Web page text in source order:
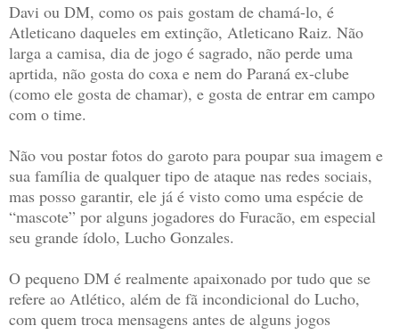
Davi ou DM, como os pais gostam de chamá-lo, é
Atleticano daqueles em extinção, Atleticano Raiz. Não
larga a camisa, dia de jogo é sagrado, não perde uma
aprtida, não gosta do coxa e nem do Paraná ex-clube
(como ele gosta de chamar), e gosta de entrar em campo
com o time.
Não vou postar fotos do garoto para poupar sua imagem e
sua família de qualquer tipo de ataque nas redes sociais,
mas posso garantir, ele já é visto como uma espécie de
“mascote” por alguns jogadores do Furacão, em especial
seu grande ídolo, Lucho Gonzales.
O pequeno DM é realmente apaixonado por tudo que se
refere ao Atlético, além de fã incondicional do Lucho,
com quem troca mensagens antes de alguns jogos